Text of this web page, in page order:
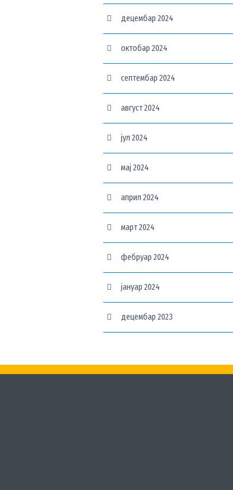
децембар 2024
октобар 2024
септембар 2024
август 2024
јул 2024
мај 2024
април 2024
март 2024
фебруар 2024
јануар 2024
децембар 2023